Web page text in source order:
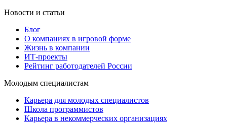
Новости и статьи
Блог
О компаниях в игровой форме
Жизнь в компании
ИТ-проекты
Рейтинг работодателей России
Молодым специалистам
Карьера для молодых специалистов
Школа программистов
Карьера в некоммерческих организациях